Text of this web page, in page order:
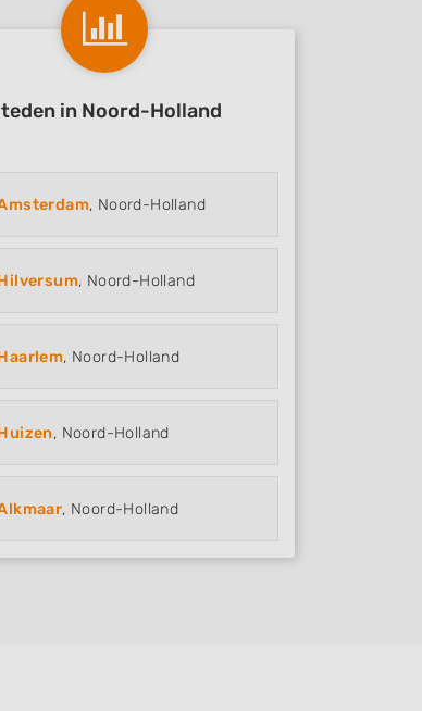
in Noord-Holland
, Noord-Holland
, Noord-Holland
, Noord-Holland
, Noord-Holland
, Noord-Holland